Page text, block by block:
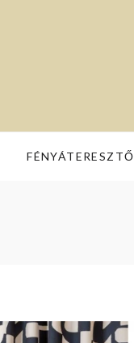
FÉNYÁTERESZTŐ